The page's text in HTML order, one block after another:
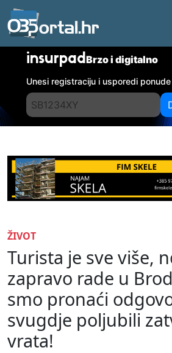
insurpadBrzo i digitalno
Unesi registraciju i usporedi
ŽIVOT
Turista je sve više,
zapravo rade u
smo pronaći
svugdje poljubili
vrata!